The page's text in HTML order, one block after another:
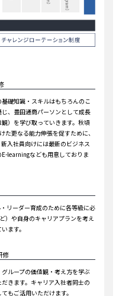
礎知識・スキルはもちろんのこ
、豊田通商パーソンとして成長
）を学び取っていきます。秋頃
た更なる能力伸張を促すために、
入社員向けには最新のビジネス
learningなども用意しておりま
リーダー育成のために各等級に必
）や自身のキャリアプランを考え
ます。
修
ループの価値観・考え方を学ぶ
きます。キャリア入社者同士の
もご活用いただけます。